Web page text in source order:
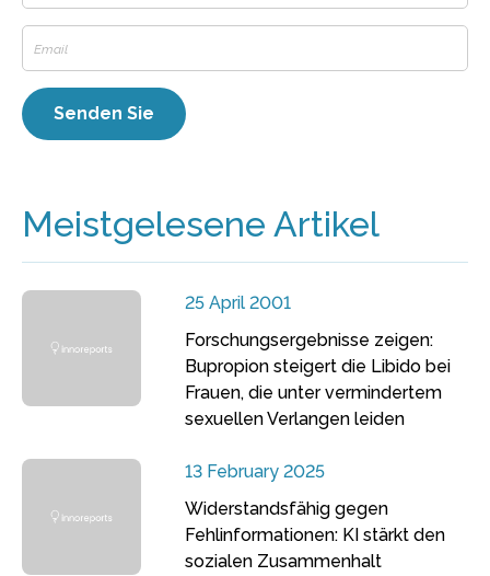
Meistgelesene Artikel
25 April 2001
Forschungsergebnisse zeigen:
Bupropion steigert die Libido bei
Frauen, die unter vermindertem
sexuellen Verlangen leiden
13 February 2025
Widerstandsfähig gegen
Fehlinformationen: KI stärkt den
sozialen Zusammenhalt